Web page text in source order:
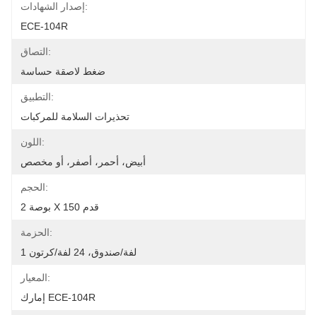
إصدار الشهادات:
ECE-104R
التصاق:
ضغط لاصقة حساسة
التطبيق:
تحذيرات السلامة للمركبات
اللون:
أبيض، أحمر، أصفر، أو مخصص
الحجم:
2 بوصة X 150 قدم
الحزمة:
1 لفة/صندوق، 24 لفة/كرتون
المعيار:
إمارك ECE-104R